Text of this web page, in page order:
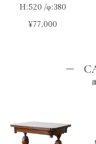
H:520 /φ:380
¥77,000